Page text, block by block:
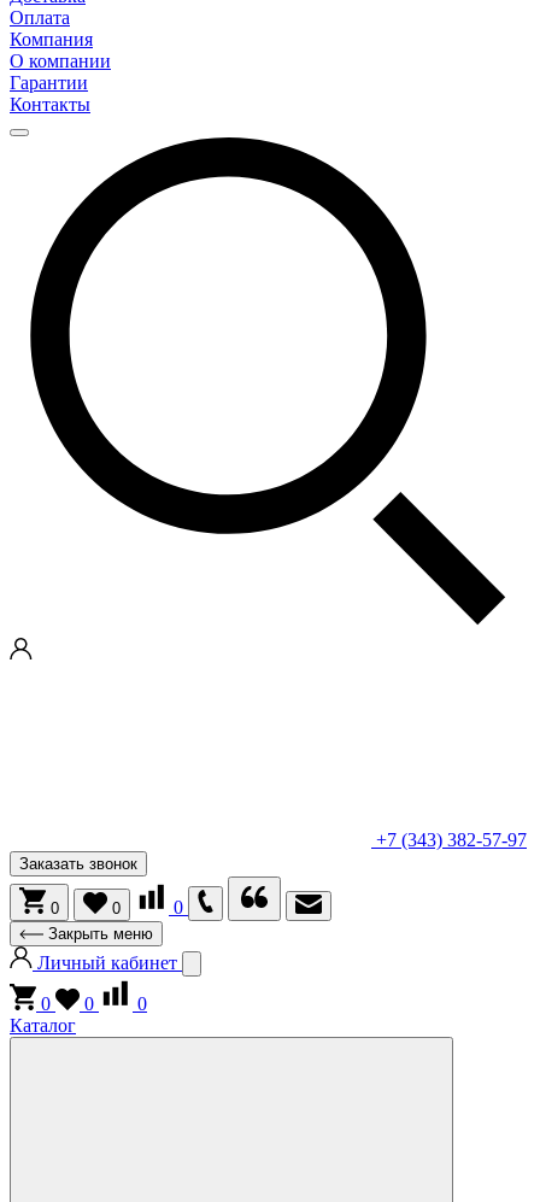
Оплата
Компания
О компании
Гарантии
Контакты
+7 (343) 382-57-97
Заказать звонок
0 0 0
Закрыть меню
Личный кабинет
0
0
0
Каталог